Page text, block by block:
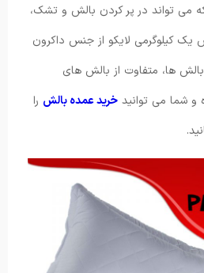
می تواند در پر کردن بالش و تشک،
یک کیلوگرمی لایکو از جنس داکرون
ها، متفاوت از بالش های
و شما می توانید خرید عمده بالش را